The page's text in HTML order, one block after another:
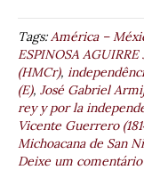
Tags:América –
ESPINOSA
(HMCr),
(E), José Gabriel
rey y por la
Vicente Guerrero
Michoacana de San
Deixe um comentário